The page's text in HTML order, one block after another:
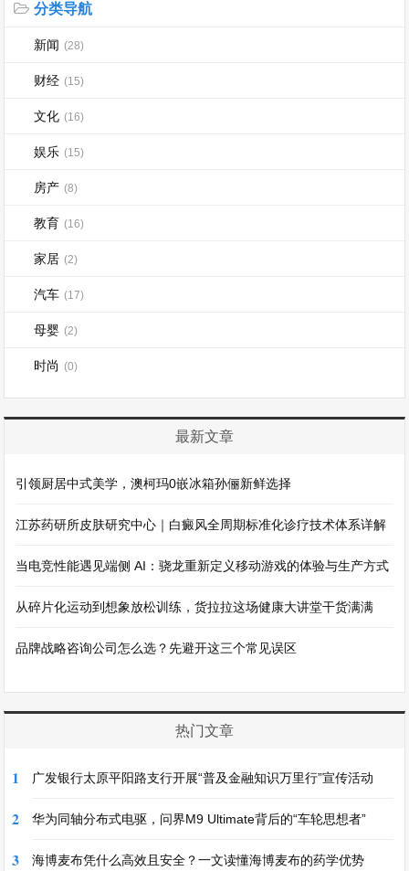
分类导航
新闻 (28)
财经 (15)
文化 (16)
娱乐 (15)
房产 (8)
教育 (16)
家居 (2)
汽车 (17)
母婴 (2)
时尚 (0)
最新文章
引领厨居中式美学，澳柯玛0嵌冰箱孙俪新鲜选择
江苏药研所皮肤研究中心｜白癜风全周期标准化诊疗技术体系详解
当电竞性能遇见端侧 AI：骁龙重新定义移动游戏的体验与生产方式
从碎片化运动到想象放松训练，货拉拉这场健康大讲堂干货满满
品牌战略咨询公司怎么选？先避开这三个常见误区
热门文章
1 广发银行太原平阳路支行开展“普及金融知识万里行”宣传活动
2 华为同轴分布式电驱，问界M9 Ultimate背后的“车轮思想者”
3 海博麦布凭什么高效且安全？一文读懂海博麦布的药学优势